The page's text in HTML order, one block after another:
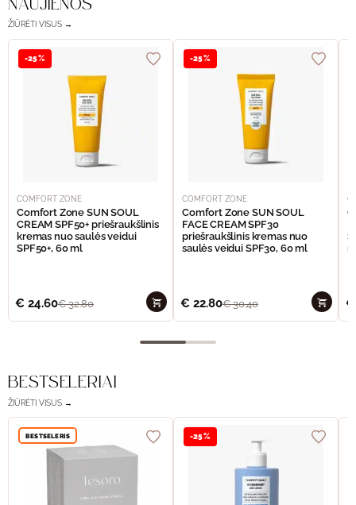
NAUJIENOS
ŽIŪRĖTI VISUS →
-25%
COMFORT ZONE
Comfort Zone SUN SOUL
CREAM SPF50+ priešraukšlinis
kremas nuo saulės veidui
SPF50+, 60 ml
€ 24.60€32.80
-25%
COMFORT ZONE
Comfort Zone SUN SOUL
FACE CREAM SPF30
priešraukšlinis kremas nuo
saulės veidui SPF30, 60 ml
€ 22.80€30.40 €
BESTSELERIAI
ŽIŪRĖTI VISUS →
BESTSELERIS -25%